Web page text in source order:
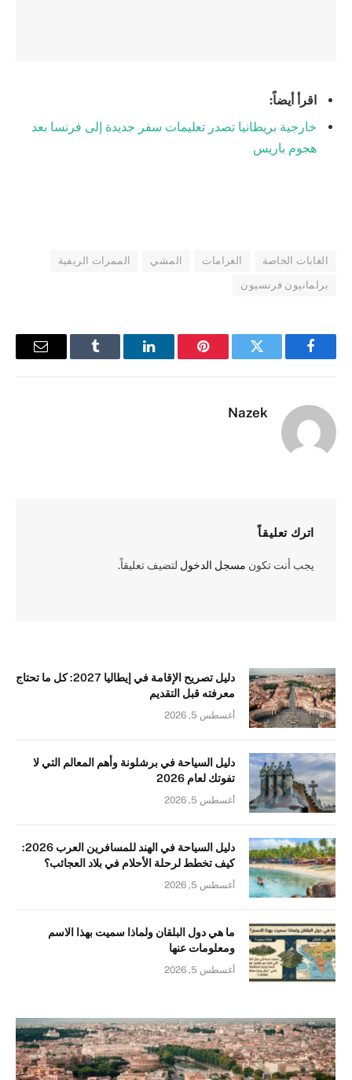
اقرأ أيضاً:
خارجية بريطانيا تصدر تعليمات سفر جديدة إلى فرنسا بعد
هجوم باريس
الغابات الخاصة الغرامات المشي الممرات الريفية
برلمانيون فرنسيون
فيسبوك تويتر بينتيريستلينكدإن Tumblr
البريد
Nazek
اترك تعليقاً
يجب أنت تكون مسجل الدخول لتضيف تعليقاً.
دليل تصريح الإقامة في إيطاليا 2027: كل ما تحتاج
معرفته قبل التقديم
أغسطس 5, 2026
دليل السياحة في برشلونة وأهم المعالم التي لا
تفوتك لعام 2026
أغسطس 5, 2026
دليل السياحة في الهند للمسافرين العرب 2026:
كيف تخطط لرحلة الأحلام في بلاد العجائب؟
أغسطس 5, 2026
ما هي دول البلقان ولماذا سميت بهذا الاسم
ومعلومات عنها
أغسطس 5, 2026